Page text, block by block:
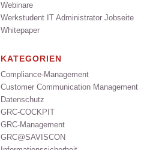
Webinare
Werkstudent IT Administrator Jobseite
Whitepaper
KATEGORIEN
Compliance-Management
Customer Communication Management
Datenschutz
GRC-COCKPIT
GRC-Management
GRC@SAVISCON